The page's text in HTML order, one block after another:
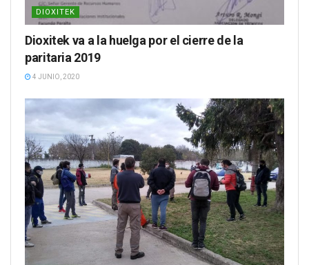
DIOXITEK
Dioxitek va a la huelga por el cierre de la
paritaria 2019
4 JUNIO, 2020